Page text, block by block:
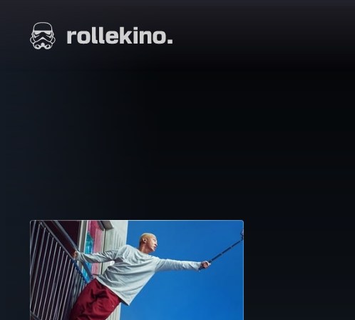
suoraan
sisältöön
Elokuvat ja elokuva-arviot | Rollekino.fi